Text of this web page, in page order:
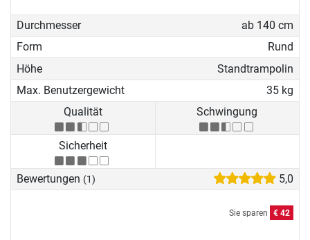
Durchmesser
ab 140 cm
Form
Rund
Höhe
Standtrampolin
Max. Benutzergewicht
35 kg
Qualität
Schwingung
Sicherheit
Bewertungen (1) 5,0
Sie sparen € 42